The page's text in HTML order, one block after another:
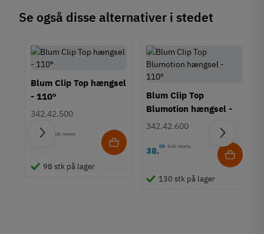
25 mm
27 mm
28 mm
29 mm
30 mm
31 mm
Egenskaber
Deaktiverbar soft-close
Soft-close (Blumotion)
Top
Se også disse alternativer i stedet
Blum Clip Top hængsel
- 110º
342.42.500
22,05 Inkl. moms
98 stk på lager
Blum Clip Top
Blumotion hængsel -
110º
342.42.600
38,00 Inkl. moms
130 stk på lager